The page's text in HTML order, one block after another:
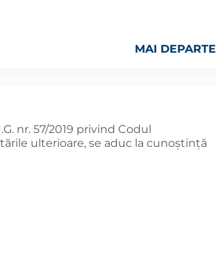
MAI DEPARTE
nr. 57/2019 privind Codul
ulterioare, se aduc la cunoştinţă